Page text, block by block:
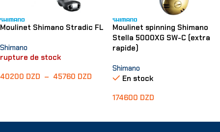
Moulinet Shimano Stradic FL
Shimano
rupture de stock
40200 DZD – 45760 DZD
Moulinet spinning Shimano
Stella 5000XG SW-C (extra
rapide)
Shimano
En stock
174600 DZD